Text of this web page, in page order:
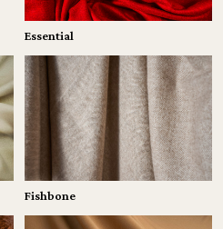
Essential
Fishbone